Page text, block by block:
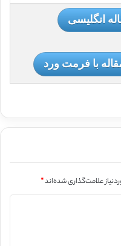
انگلیسی
با فرمت ورد
علامت‌گذاری شده‌اند*